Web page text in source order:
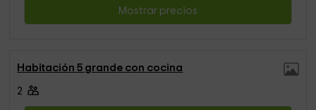
Mostrar precios
Habitación 5 grande con cocina
2